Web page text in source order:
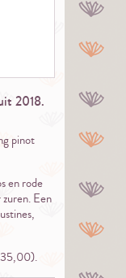
2018.
pinot
en rode
Een